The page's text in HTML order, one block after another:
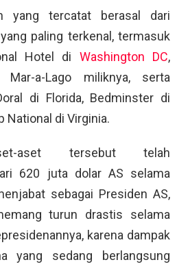
yang tercatat berasal dari
paling terkenal, termasuk
Hotel di Washington DC,
a-Lago miliknya, serta
di Florida, Bedminster di
National di Virginia.
aset tersebut telah
620 juta dolar AS selama
sebagai Presiden AS,
turun drastis selama
karena dampak
yang sedang berlangsung